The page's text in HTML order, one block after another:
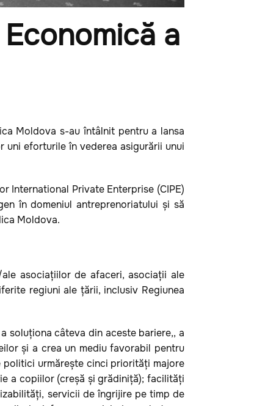
a
Moldova s-au întâlnit pentru a lansa
uni eforturile în vederea asigurării unui
International Private Enterprise (CIPE)
în domeniul antreprenoriatului și să
Moldova.
asociațiilor de afaceri, asociații ale
regiuni ale țării, inclusiv Regiunea
soluționa câteva din aceste bariere,, a
și a crea un mediu favorabil pentru
politici urmărește cinci priorități majore
a copiilor (creșă și grădiniță); facilități
servicii de îngrijire pe timp de